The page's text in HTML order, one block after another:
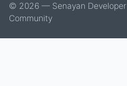
© 2026 — Senayan Developer
Community